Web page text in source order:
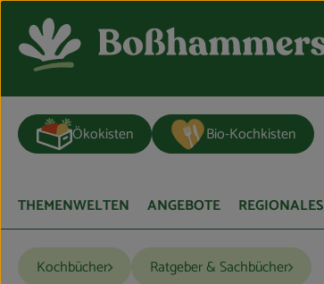
Ökokisten Bio-Kochkisten
THEMENWELTEN ANGEBOTE REGIONALES
Kochbücher Ratgeber & Sachbücher